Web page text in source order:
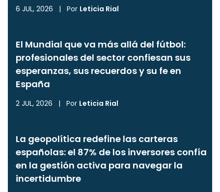
6 JUL, 2026 | Por Leticia Rial
El Mundial que va más allá del fútbol:
profesionales del sector confiesan sus
esperanzas, sus recuerdos y su fe en
España
2 JUL, 2026 | Por Leticia Rial
La geopolítica redefine las carteras
españolas: el 87% de los inversores confía
en la gestión activa para navegar la
incertidumbre